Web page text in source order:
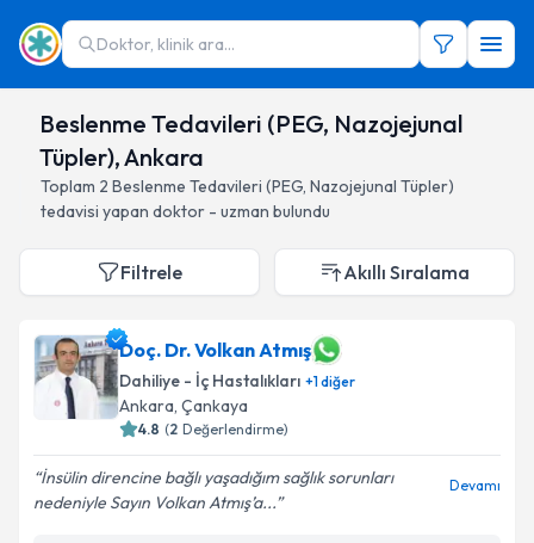
Doktor, klinik ara...
Beslenme Tedavileri (PEG, Nazojejunal
Tüpler), Ankara
Toplam 2 Beslenme Tedavileri (PEG, Nazojejunal Tüpler)
tedavisi yapan doktor - uzman bulundu
Filtrele Akıllı Sıralama
Doç. Dr. Volkan Atmış
Dahiliye - İç Hastalıkları +1diğer
Ankara, Çankaya
4.8 (2 Değerlendirme)
İnsülin direncine bağlı yaşadığım sağlık sorunları
nedeniyle Sayın Volkan Atmış’a...
Devamı